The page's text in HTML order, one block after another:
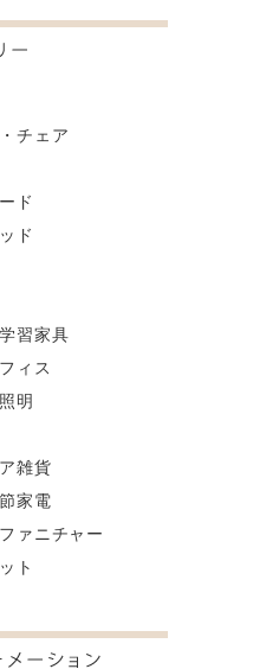
チェア
ド
ド
習家具
ィス
明
雑貨
家電
ァニチャー
ト